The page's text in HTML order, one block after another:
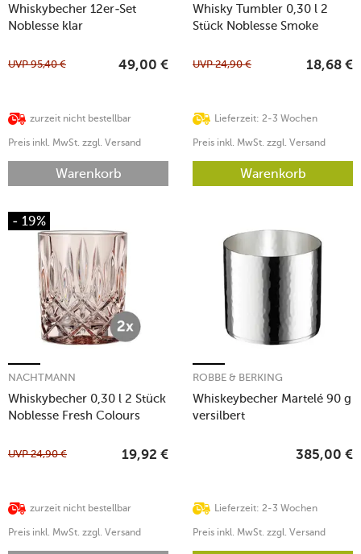
Whiskybecher 12er-Set
Noblesse klar
zurzeit nicht bestellbar
UVP95,40 € 49,00 €
Preis inkl. MwSt. zzgl. Versand
Warenkorb
Whisky Tumbler 0,30 l 2
Stück Noblesse Smoke
Lieferzeit: 2-3 Wochen
UVP24,90 € 18,68 €
Preis inkl. MwSt. zzgl. Versand
Warenkorb
- 19%
Whiskybecher 0,30 l 2 Stück
Noblesse Fresh Colours
NACHTMANN
zurzeit nicht bestellbar
UVP24,90 € 19,92 €
Preis inkl. MwSt. zzgl. Versand
Whiskeybecher Martelé 90 g
versilbert
ROBBE & BERKING
Lieferzeit: 2-3 Wochen
385,00 €
Preis inkl. MwSt. zzgl. Versand